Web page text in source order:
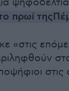
πρωί
«στις
στις